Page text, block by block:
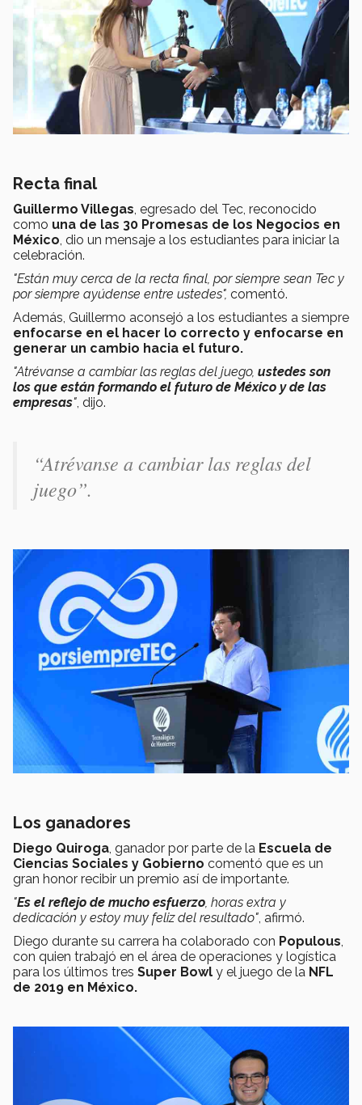
Recta final
Guillermo Villegas, egresado del Tec, reconocido
como una de las 30 Promesas de los Negocios en
México, dio un mensaje a los estudiantes para iniciar la
celebración.
"Están muy cerca de la recta final, por siempre sean Tec y
por siempre ayúdense entre ustedes", comentó.
Además, Guillermo aconsejó a los estudiantes a siempre
enfocarse en el hacer lo correcto y enfocarse en
generar un cambio hacia el futuro.
"Atrévanse a cambiar las reglas del juego, ustedes son
los que están formando el futuro de México y de las
empresas", dijo.
“Atrévanse a cambiar las reglas del
juego”.
Los ganadores
Diego Quiroga, ganador por parte de la Escuela de
Ciencias Sociales y Gobierno comentó que es un
gran honor recibir un premio así de importante.
"Es el reflejo de mucho esfuerzo, horas extra y
dedicación y estoy muy feliz del resultado", afirmó.
Diego durante su carrera ha colaborado con Populous,
con quien trabajó en el área de operaciones y logística
para los últimos tres Super Bowl y el juego de la NFL
de 2019 en México.